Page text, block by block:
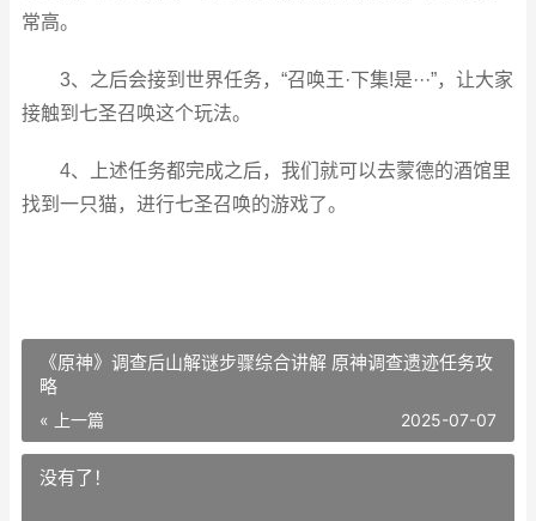
常高。
3、之后会接到世界任务，“召唤王·下集!是···”，让大家
接触到七圣召唤这个玩法。
4、上述任务都完成之后，我们就可以去蒙德的酒馆里
找到一只猫，进行七圣召唤的游戏了。
《原神》调查后山解谜步骤综合讲解 原神调查遗迹任务攻
略
« 上一篇 2025-07-07
没有了！